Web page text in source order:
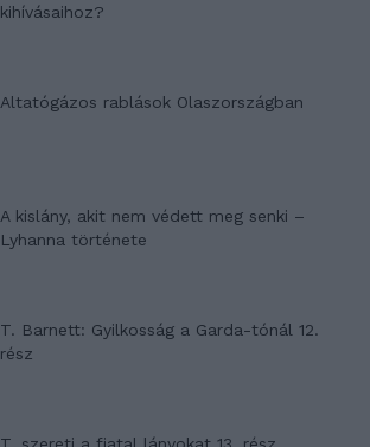
kihívásaihoz?
Altatógázos rablások Olaszországban
A kislány, akit nem védett meg senki –
Lyhanna története
T. Barnett: Gyilkosság a Garda-tónál 12.
rész
T. szereti a fiatal lányokat 13. rész